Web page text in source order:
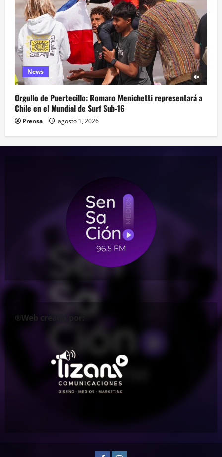
News
Orgullo de Puertecillo: Romano Menichetti representará a
Chile en el Mundial de Surf Sub-16
Prensa agosto 1, 2026
®Web creada por: